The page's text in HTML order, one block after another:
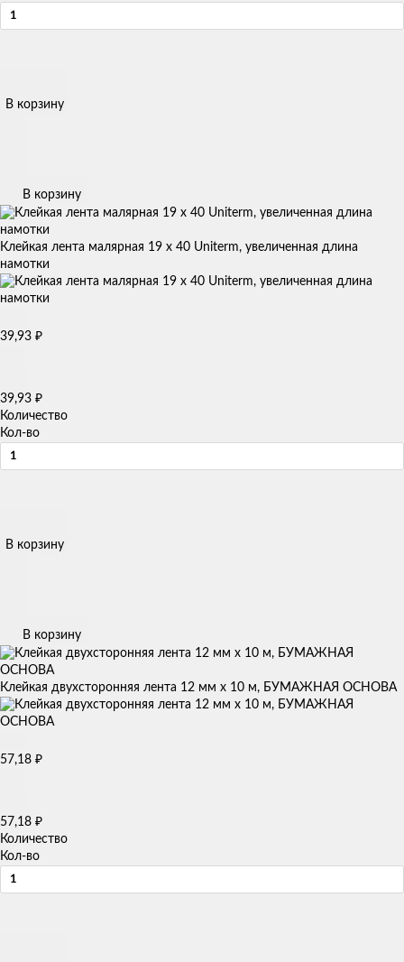
В корзину
В корзину
Клейкая лента малярная 19 х 40 Uniterm, увеличенная длина
намотки
39,93 ₽
39,93 ₽
Количество
Кол-во
В корзину
В корзину
Клейкая двухсторонняя лента 12 мм х 10 м, БУМАЖНАЯ ОСНОВА
57,18 ₽
57,18 ₽
Количество
Кол-во